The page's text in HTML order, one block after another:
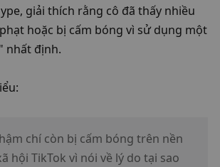
giải thích rằng cô đã thấy nhiều
hoặc bị cấm bóng vì sử dụng một
nhất định.
chí còn bị cấm bóng trên nền
hội TikTok vì nói về lý do tại sao